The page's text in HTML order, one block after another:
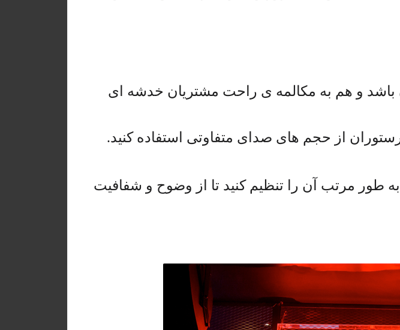
باشد و هم به مکالمه ی راحت مشتریان خدشه ای
از حجم های صدای متفاوتی استفاده کنید.
طور مرتب آن را تنظیم کنید تا از وضوح و شفافیت